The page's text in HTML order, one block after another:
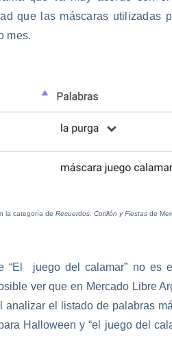
que las máscaras utilizadas
mes.
la categoría de Recuerdos, Cotillón y Fiestas de
“El juego del calamar” no es
ver que en Mercado Libre
analizar el listado de palabras
Halloween y “el juego del